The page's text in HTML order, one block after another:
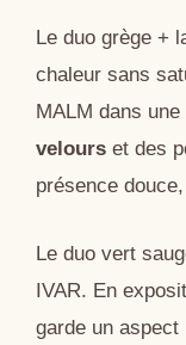
Le duo grège +
chaleur sans
MALM dans
velours et des
présence
Le duo vert
IVAR. En
garde un